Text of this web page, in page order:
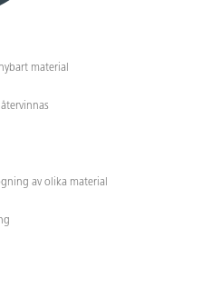
material
av olika material